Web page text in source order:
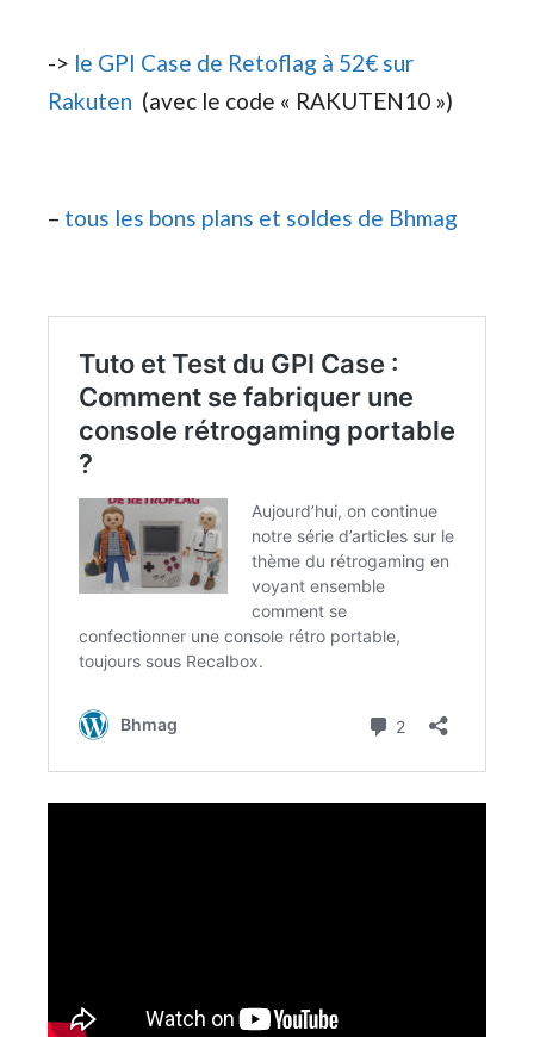
-> le GPI Case de Retoflag à 52€ sur
Rakuten (avec le code « RAKUTEN10 »)
– tous les bons plans et soldes de Bhmag